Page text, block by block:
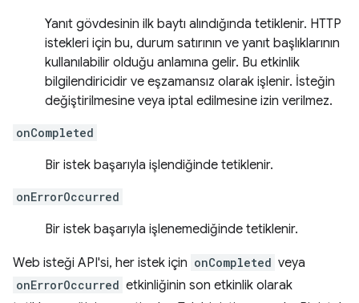
Yanıt gövdesinin ilk baytı alındığında tetiklenir. HTTP
istekleri için bu, durum satırının ve yanıt başlıklarının
kullanılabilir olduğu anlamına gelir. Bu etkinlik
bilgilendiricidir ve eşzamansız olarak işlenir. İsteğin
değiştirilmesine veya iptal edilmesine izin verilmez.
onCompleted
Bir istek başarıyla işlendiğinde tetiklenir.
onErrorOccurred
Bir istek başarıyla işlenemediğinde tetiklenir.
Web isteği API'si, her istek için onCompleted veya
onErrorOccurred etkinliğinin son etkinlik olarak